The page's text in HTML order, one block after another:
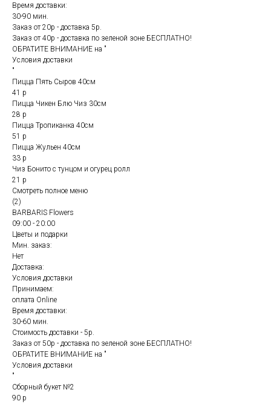
Время доставки:
30-90 мин.
Заказ от 20р - доставка 5р.
Заказ от 40р - доставка по зеленой зоне БЕСПЛАТНО!
ОБРАТИТЕ ВНИМАНИЕ на "
Условия доставки
"
Пицца Пять Сыров 40см
41 р
Пицца Чикен Блю Чиз 30см
28 р
Пицца Тропиканка 40см
51 р
Пицца Жульен 40см
33 р
Чиз Бонито с тунцом и огурец ролл
21 р
Смотреть полное меню
(2)
BARBARIS Flowers
09:00 - 20:00
Цветы и подарки
Мин. заказ:
Нет
Доставка:
Условия доставки
Принимаем:
оплата Online
Время доставки:
30-60 мин.
Стоимость доставки - 5р.
Заказ от 50р - доставка по зеленой зоне БЕСПЛАТНО!
ОБРАТИТЕ ВНИМАНИЕ на "
Условия доставки
"
Сборный букет №2
90 р